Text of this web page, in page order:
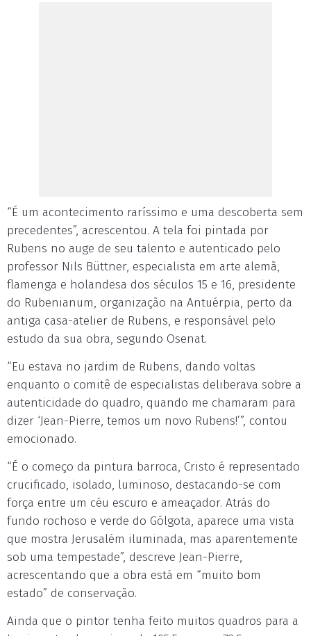
“É um acontecimento raríssimo e uma descoberta sem
precedentes”, acrescentou. A tela foi pintada por
Rubens no auge de seu talento e autenticado pelo
professor Nils Büttner, especialista em arte alemã,
flamenga e holandesa dos séculos 15 e 16, presidente
do Rubenianum, organização na Antuérpia, perto da
antiga casa-atelier de Rubens, e responsável pelo
estudo da sua obra, segundo Osenat.
“Eu estava no jardim de Rubens, dando voltas
enquanto o comitê de especialistas deliberava sobre a
autenticidade do quadro, quando me chamaram para
dizer ‘Jean-Pierre, temos um novo Rubens!’”, contou
emocionado.
“É o começo da pintura barroca, Cristo é representado
crucificado, isolado, luminoso, destacando-se com
força entre um céu escuro e ameaçador. Atrás do
fundo rochoso e verde do Gólgota, aparece uma vista
que mostra Jerusalém iluminada, mas aparentemente
sob uma tempestade”, descreve Jean-Pierre,
acrescentando que a obra está em “muito bom
estado” de conservação.
Ainda que o pintor tenha feito muitos quadros para a